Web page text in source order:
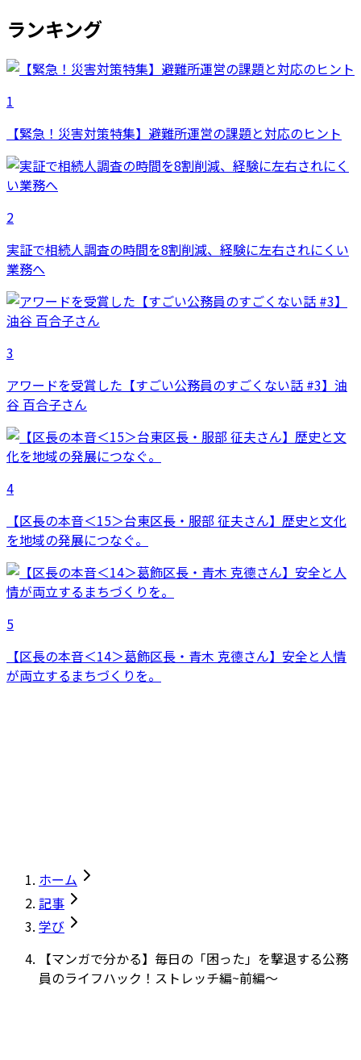
ランキング
1
【緊急！災害対策特集】避難所運営の課題と対応のヒント
2
実証で相続人調査の時間を8割削減、経験に左右されにくい
業務へ
3
アワードを受賞した【すごい公務員のすごくない話 #3】油
谷 百合子さん
4
【区長の本音＜15＞台東区長・服部 征夫さん】歴史と文化
を地域の発展につなぐ。
5
【区長の本音＜14＞葛飾区長・青木 克德さん】安全と人情
が両立するまちづくりを。
ホーム
記事
学び
【マンガで分かる】毎日の「困った」を撃退する公務
員のライフハック！ストレッチ編~前編～